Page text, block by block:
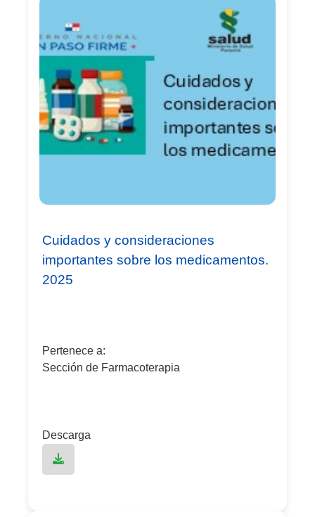
Cuidados y consideraciones
importantes sobre los medicamentos.
2025
Pertenece a:
Sección de Farmacoterapia
Descarga